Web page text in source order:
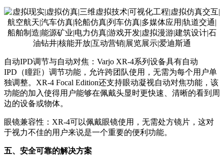
自动IPD调节与自动对焦：Varjo XR-4系列设备具有自动
IPD（瞳距）调节功能，允许跨团队使用，无需为每个用户单
独调整。XR-4 Focal Edition还支持眼动凝视自动对焦功能，该
功能的加入使得用户能够在佩戴头显时更快速、清晰的看到周
边的设备或物体。
眼镜兼容性：XR-4可以佩戴眼镜使用，无需处方镜片，这对
于视力不佳的用户来说是一个重要的便利功能。
五、安全可靠的解决方案